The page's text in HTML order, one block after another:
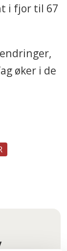
i fjor til 67
øker i de